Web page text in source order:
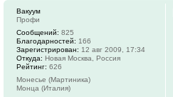
Вакуум
Профи
Сообщений: 825
Благодарностей: 166
Зарегистрирован: 12 авг 2009, 17:34
Откуда: Новая Москва, Россия
Рейтинг: 626
Монесье (Мартиника)
Монца (Италия)